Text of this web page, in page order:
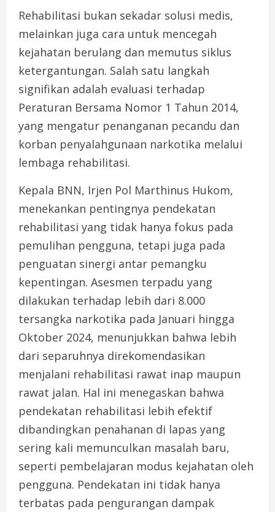
Rehabilitasi bukan sekadar solusi medis,
melainkan juga cara untuk mencegah
kejahatan berulang dan memutus siklus
ketergantungan. Salah satu langkah
signifikan adalah evaluasi terhadap
Peraturan Bersama Nomor 1 Tahun 2014,
yang mengatur penanganan pecandu dan
korban penyalahgunaan narkotika melalui
lembaga rehabilitasi.
Kepala BNN, Irjen Pol Marthinus Hukom,
menekankan pentingnya pendekatan
rehabilitasi yang tidak hanya fokus pada
pemulihan pengguna, tetapi juga pada
penguatan sinergi antar pemangku
kepentingan. Asesmen terpadu yang
dilakukan terhadap lebih dari 8.000
tersangka narkotika pada Januari hingga
Oktober 2024, menunjukkan bahwa lebih
dari separuhnya direkomendasikan
menjalani rehabilitasi rawat inap maupun
rawat jalan. Hal ini menegaskan bahwa
pendekatan rehabilitasi lebih efektif
dibandingkan penahanan di lapas yang
sering kali memunculkan masalah baru,
seperti pembelajaran modus kejahatan oleh
pengguna. Pendekatan ini tidak hanya
terbatas pada pengurangan dampak